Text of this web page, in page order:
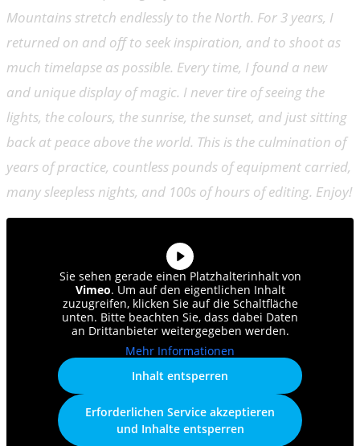
Mountains stretch endlessly to the North. For 3 years, I
returned on and off to seek inspiration, and to shoot as
much timelapse as possible. Every time, I found a new
and unique display of magic. I never tire of seeing the
lights, the colours, the sunrise, the sunset, and just sitting
back at peace above the world. This is the culmination of
years of practice, countless pounds of equipment carried,
many sleepless nights, and 100s of hours of editing. Enjoy!
Sie sehen gerade einen Platzhalterinhalt von
Vimeo. Um auf den eigentlichen Inhalt
zuzugreifen, klicken Sie auf die Schaltfläche
unten. Bitte beachten Sie, dass dabei Daten
an Drittanbieter weitergegeben werden.
Mehr Informationen
Inhalt entsperren
Erforderlichen Service akzeptieren
und Inhalte entsperren